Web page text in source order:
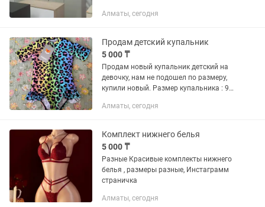
МДФ Высота всех шкафов 2.30 м 1.
Алматы, сегодня
Продам детский купальник
5 000 ₸
Продам новый купальник детский на
девочку, нам не подошел по размеру,
купили новый. Размер купальника : 92
Алматы, сегодня
Комплект нижнего белья
5 000 ₸
Разные Красивые комплекты нижнего
белья , размеры разные, Инстаграмм
страничка
Алматы, сегодня